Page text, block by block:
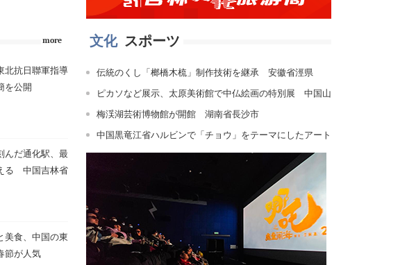
more
北抗日聯軍指導
を公開
んだ通化駅、最
る 中国吉林省
美食、中国の東
節が人気
文化 スポーツ
伝統のくし「榔橋木梳」制作技術を継承 安徽省涇県
ピカソなど展示、太原美術館で中仏絵画の特別展 中国山
西省
梅渓湖芸術博物館が開館 湖南省長沙市
中国黒竜江省ハルビンで「チョウ」をテーマにしたアート
展開催